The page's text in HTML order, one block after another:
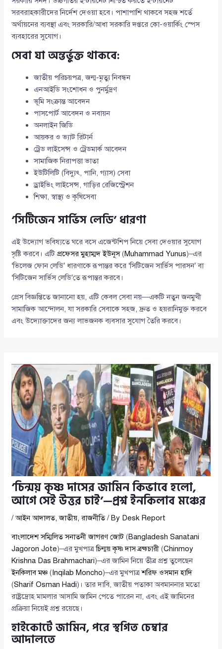
সরবরাহকারীদের নির্দেশ দেওয়া হবে। পাশাপাশি থাকবে সহজ শর্তে
অর্থায়নের ব্যবস্থা এবং সরকারি/আধা সরকারি দপ্তরে কো-ওয়ার্কিং স্পেস
ব্যবহারের সুযোগ।
সেবা যা অন্তর্ভুক্ত থাকবে:
জাতীয় পরিচয়পত্র, জন্ম-মৃত্যু নিবন্ধন
এনআইডি সংশোধন ও পুনর্মুদ্রণ
ভূমি সংক্রান্ত আবেদন
পাসপোর্ট আবেদন ও নবায়ন
অনলাইন জিডি
আয়কর ও ভ্যাট রিটার্ন
ট্রেড লাইসেন্স ও ট্রেডমার্ক আবেদন
সামাজিক নিরাপত্তা ভাতা
ইউটিলিটি (বিদ্যুৎ, পানি, গ্যাস) সেবা
ড্রাইভিং লাইসেন্স, গাড়ির রেজিস্ট্রেশন
শিক্ষা, স্বাস্থ্য ও কৃষিসেবা
‘সিটিজেন সার্ভিস লেডি’ ধারণা
এই উদ্যোগ ভবিষ্যতে ঘরে বসে এজেন্টশিপ নিয়ে সেবা দেওয়ার সুযোগ
সৃষ্টি করবে। এটিপ্রফেসর মুহাম্মদ ইউনূস(Muhammad Yunus)–এর
‘ভিলেজ ফোন লেডি’ ধারণাকে রূপান্তর করে ‘সিটিজেন সার্ভিস পারসন’ বা
‘সিটিজেন সার্ভিস লেডি’তে রূপান্তর করবে।
প্রেস বিজ্ঞপ্তিতে জানানো হয়, এটি কেবল সেবা নয়—একটি নতুন জনমুখী
সামাজিক আন্দোলন, যা সরকারি সেবাকে সহজ, দ্রুত ও হয়রানিমুক্ত করবে
এবং উদ্যোক্তাদের জন্য লাভজনক ব্যবসার সুযোগ তৈরি করবে।
‘চিন্ময় কৃষ্ণ দাসের জামিন কিভাবে হলো,
আগে সেই উত্তর চাই’—প্রশ্ন ইনকিলাব মঞ্চের
/আইন আদালত,জাতীয়,রাজনীতি/ By Desk Report
বাংলাদেশ সম্মিলিত সনাতনী জাগরণ জোট (Bangladesh Sanatani
Jagoron Jote)–এর মুখপাত্রচিন্ময় কৃষ্ণ দাস ব্রহ্মচারী (Chinmoy
Krishna Das Brahmachari)–এর জামিন নিয়ে তীব্র প্রশ্ন তুলেছেন
ইনকিলাব মঞ্চ (Inqilab Moncho)–এর মুখপাত্রশরিফ ওসমান হাদি
(Sharif Osman Hadi)। তার দাবি, জাতীয় পতাকা অবমাননার মতো
রাষ্ট্রদ্রোহ মামলার আসামি জামিন পেতে পারেন না, এবং এই জামিনের
প্রক্রিয়া নিয়েই প্রশ্ন রয়েছে।
হাইকোর্টে জামিন, পরে স্থগিত চেম্বার
আদালতে